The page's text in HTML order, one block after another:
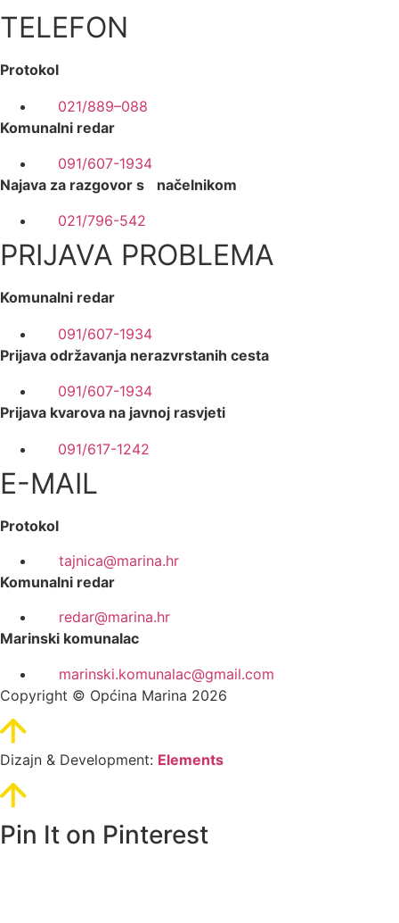
TELEFON
Protokol
021/889–088
Komunalni redar
091/607-1934
Najava za razgovor s načelnikom
021/796-542
PRIJAVA PROBLEMA
Komunalni redar
091/607-1934
Prijava održavanja nerazvrstanih cesta
091/607-1934
Prijava kvarova na javnoj rasvjeti
091/617-1242
E-MAIL
Protokol
tajnica@marina.hr
Komunalni redar
redar@marina.hr
Marinski komunalac
marinski.komunalac@gmail.com
Copyright © Općina Marina 2026
Dizajn & Development: Elements
Pin It on Pinterest